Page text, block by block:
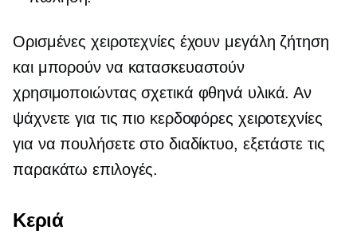
Ορισμένες χειροτεχνίες έχουν μεγάλη ζήτηση
και μπορούν να κατασκευαστούν
χρησιμοποιώντας σχετικά φθηνά υλικά. Αν
ψάχνετε για τις πιο κερδοφόρες χειροτεχνίες
για να πουλήσετε στο διαδίκτυο, εξετάστε τις
παρακάτω επιλογές.
Κεριά